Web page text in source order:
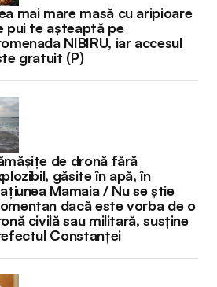
mai mare masă cu aripioare
pui te așteaptă pe
NIBIRU, iar accesul
gratuit (P)
de dronă fără
găsite în apă, în
Mamaia / Nu se știe
dacă este vorba de o
civilă sau militară, susține
Constanței